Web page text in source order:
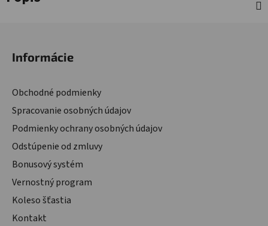
Informácie
Obchodné podmienky
Spracovanie osobných údajov
Podmienky ochrany osobných údajov
Odstúpenie od zmluvy
Bonusový systém
Vernostný program
Koleso šťastia
Kontakt